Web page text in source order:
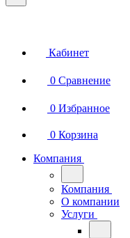
Кабинет
0 Сравнение
0 Избранное
0 Корзина
Компания
Компания
О компании
Услуги